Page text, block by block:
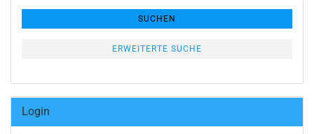
SUCHEN
ERWEITERTE SUCHE
Login